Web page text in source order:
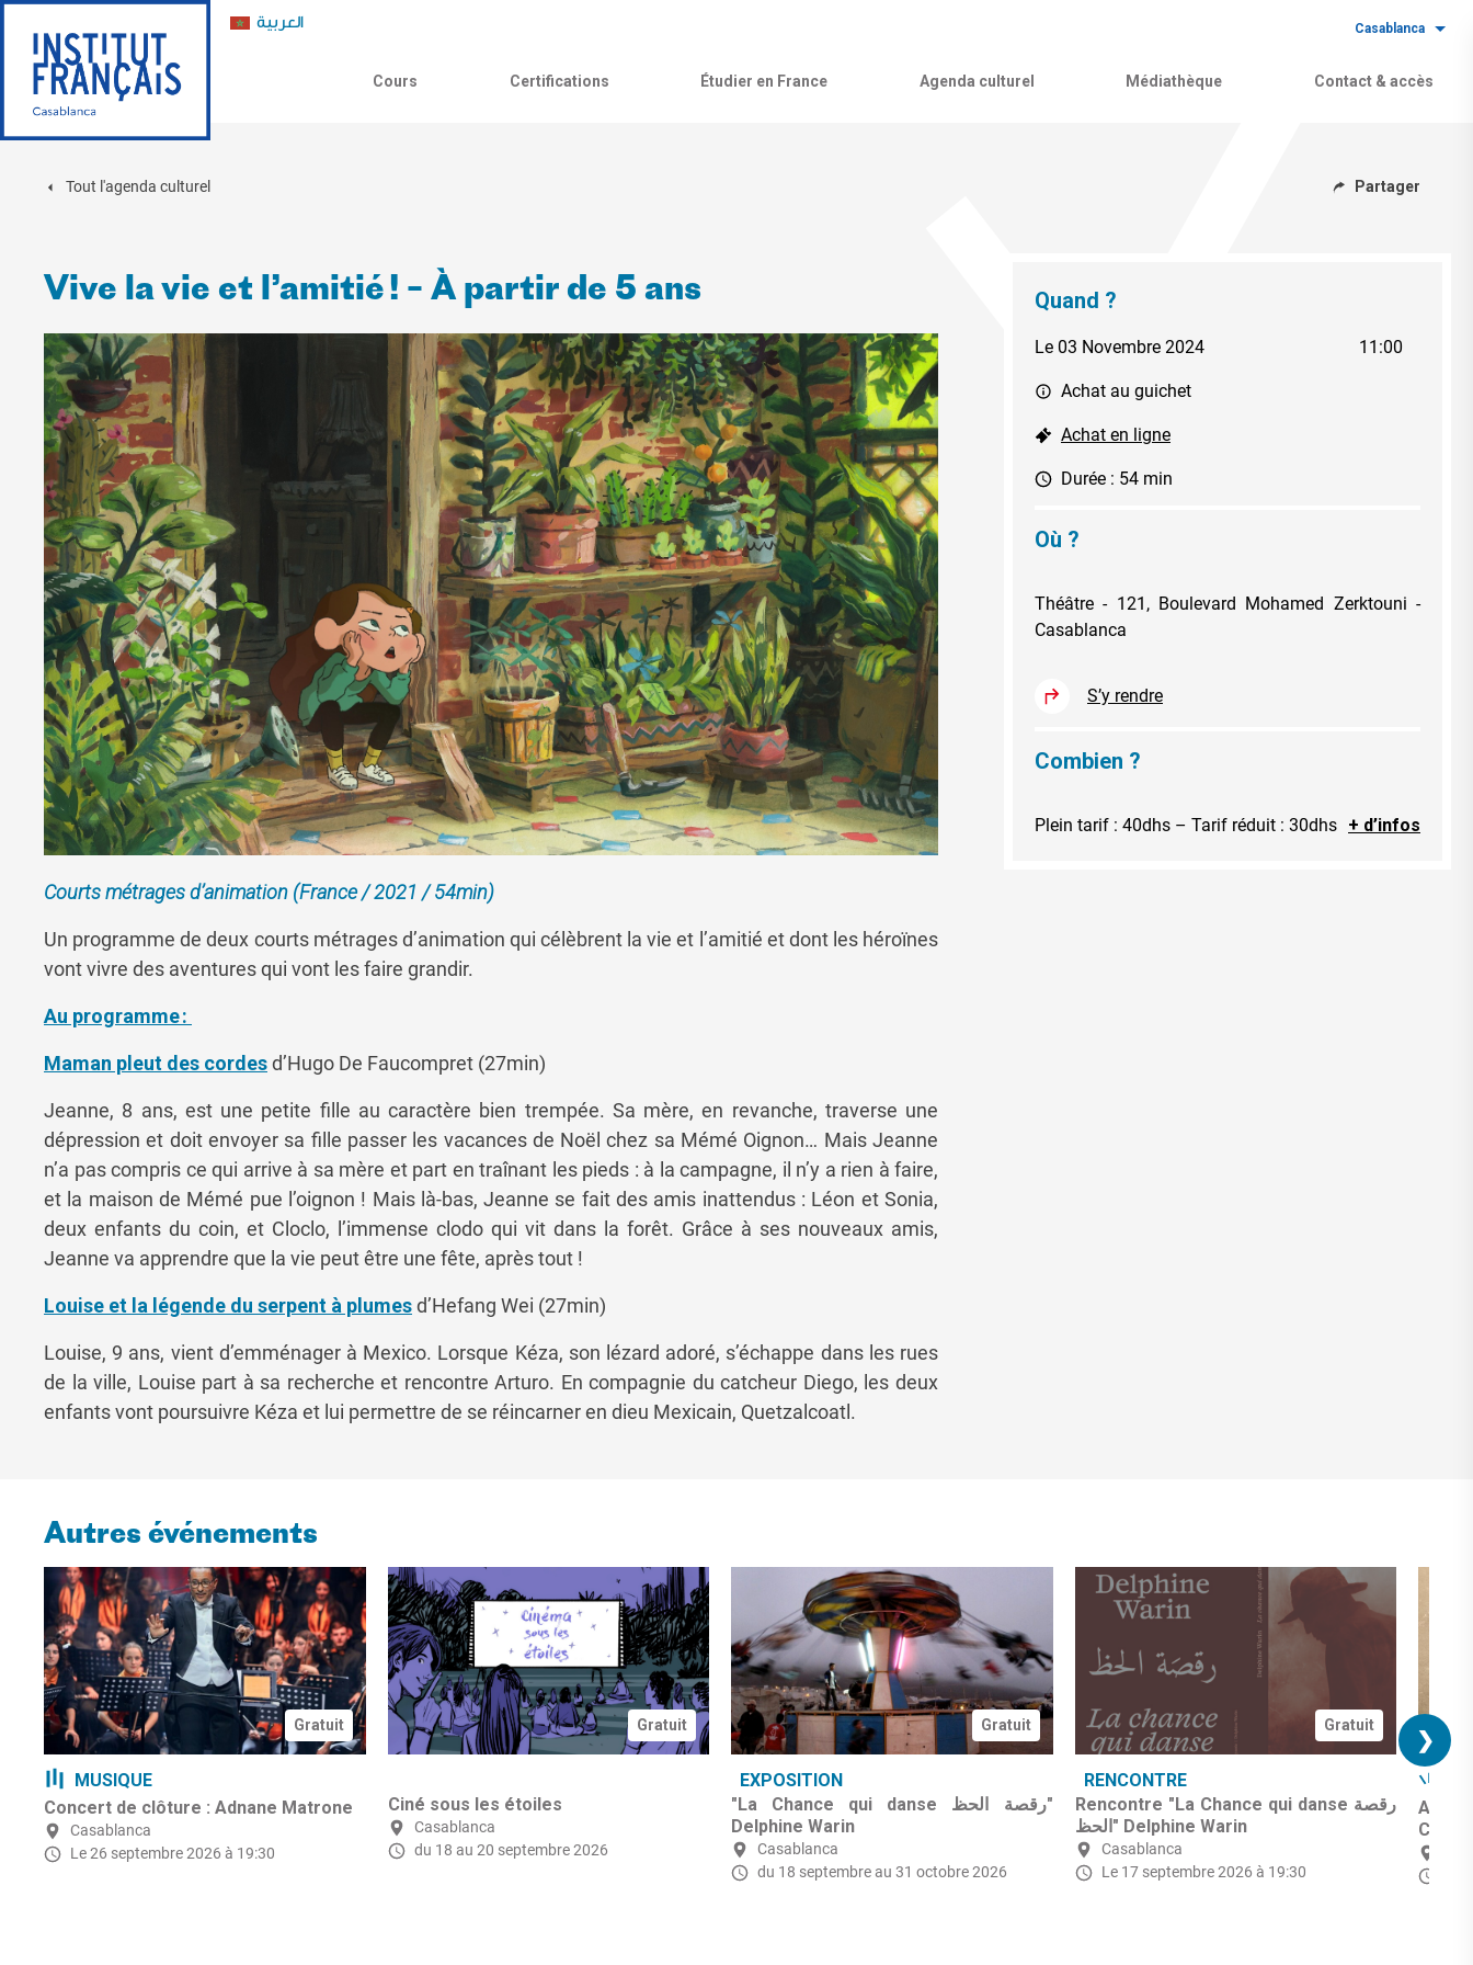
العربية Casablanca
Cours Certifications Étudier en France Agenda culturel Médiathèque Contact & accès
Tout l'agenda culturel Partager
Vive la vie et l’amitié ! – À partir de 5 ans
Courts métrages d’animation (France / 2021 / 54min)
Un programme de deux courts métrages d’animation qui célèbrent la vie et l’amitié et dont les héroïnes
vont vivre des aventures qui vont les faire grandir.
Au programme :
Maman pleut des cordesd’Hugo De Faucompret (27min)
Jeanne, 8 ans, est une petite fille au caractère bien trempée. Sa mère, en revanche, traverse une
dépression et doit envoyer sa fille passer les vacances de Noël chez sa Mémé Oignon… Mais Jeanne
n’a pas compris ce qui arrive à sa mère et part en traînant les pieds : à la campagne, il n’y a rien à faire,
et la maison de Mémé pue l’oignon ! Mais là-bas, Jeanne se fait des amis inattendus : Léon et Sonia,
deux enfants du coin, et Cloclo, l’immense clodo qui vit dans la forêt. Grâce à ses nouveaux amis,
Jeanne va apprendre que la vie peut être une fête, après tout !
Louise et la légende du serpent à plumesd’Hefang Wei (27min)
Louise, 9 ans, vient d’emménager à Mexico. Lorsque Kéza, son lézard adoré, s’échappe dans les rues
de la ville, Louise part à sa recherche et rencontre Arturo. En compagnie du catcheur Diego, les deux
enfants vont poursuivre Kéza et lui permettre de se réincarner en dieu Mexicain, Quetzalcoatl.
Quand ?
Le 03 Novembre 2024 11:00
Achat au guichet
Achat en ligne
Durée : 54 min
Où ?
Théâtre - 121, Boulevard Mohamed Zerktouni -
Casablanca
S’y rendre
Combien ?
Plein tarif : 40dhs – Tarif réduit : 30dhs + d’infos
Autres événements
Gratuit
MUSIQUE
Concert de clôture : Adnane Matrone
Casablanca
Le 26 septembre 2026 à 19:30
Gratuit
Ciné sous les étoiles
Casablanca
du 18 au 20 septembre 2026
Gratuit
EXPOSITION
"La Chance qui danse رقصة الحظ"
Delphine Warin
Casablanca
du 18 septembreau 31 octobre 2026
Gratuit
RENCONTRE
Rencontre "La Chance qui danse رقصة
الحظ" Delphine Warin
Casablanca
Le 17 septembre 2026 à 19:30
❯